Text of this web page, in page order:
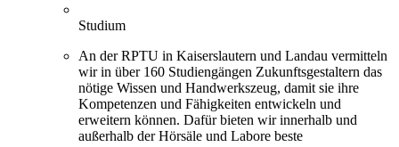
Studium
An der RPTU in Kaiserslautern und Landau vermitteln
wir in über 160 Studiengängen Zukunftsgestaltern das
nötige Wissen und Handwerkszeug, damit sie ihre
Kompetenzen und Fähigkeiten entwickeln und
erweitern können. Dafür bieten wir innerhalb und
außerhalb der Hörsäle und Labore beste